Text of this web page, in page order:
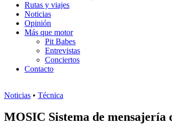
Rutas y viajes
Noticias
Opinión
Más que motor
Pit Babes
Entrevistas
Conciertos
Contacto
Noticias • Técnica
MOSIC Sistema de mensajería